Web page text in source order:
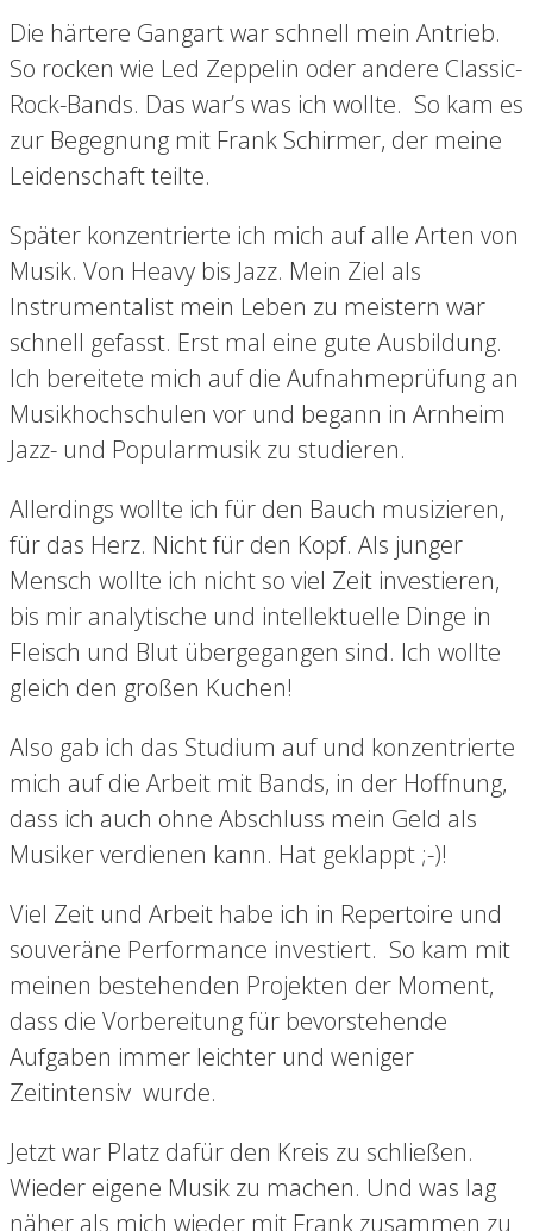
Die härtere Gangart war schnell mein Antrieb.
So rocken wie Led Zeppelin oder andere Classic-
Rock-Bands. Das war’s was ich wollte. So kam es
zur Begegnung mit Frank Schirmer, der meine
Leidenschaft teilte.
Später konzentrierte ich mich auf alle Arten von
Musik. Von Heavy bis Jazz. Mein Ziel als
Instrumentalist mein Leben zu meistern war
schnell gefasst. Erst mal eine gute Ausbildung.
Ich bereitete mich auf die Aufnahmeprüfung an
Musikhochschulen vor und begann in Arnheim
Jazz- und Popularmusik zu studieren.
Allerdings wollte ich für den Bauch musizieren,
für das Herz. Nicht für den Kopf. Als junger
Mensch wollte ich nicht so viel Zeit investieren,
bis mir analytische und intellektuelle Dinge in
Fleisch und Blut übergegangen sind. Ich wollte
gleich den großen Kuchen!
Also gab ich das Studium auf und konzentrierte
mich auf die Arbeit mit Bands, in der Hoffnung,
dass ich auch ohne Abschluss mein Geld als
Musiker verdienen kann. Hat geklappt ;-)!
Viel Zeit und Arbeit habe ich in Repertoire und
souveräne Performance investiert. So kam mit
meinen bestehenden Projekten der Moment,
dass die Vorbereitung für bevorstehende
Aufgaben immer leichter und weniger
Zeitintensiv wurde.
Jetzt war Platz dafür den Kreis zu schließen.
Wieder eigene Musik zu machen. Und was lag
näher als mich wieder mit Frank zusammen zu